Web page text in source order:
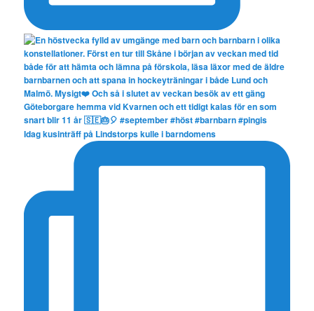
Idag kusinträff på Lindstorps kulle i barndomens